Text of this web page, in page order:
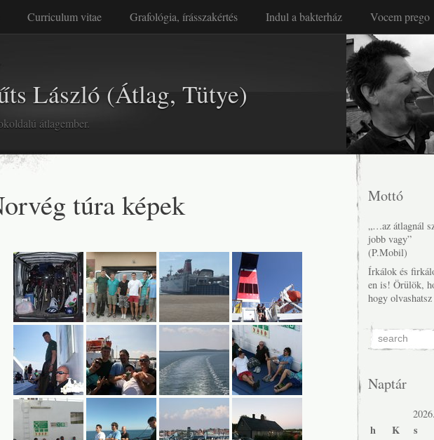
Curriculum vitae Grafológia, írásszakértés Indul a bakterház Vocem prego
átlagember.
László (Átlag, Tütye)
túra képek Mottó
„…az átlagnál
jobb vagy”
(P.Mobil)
Írkálok és
en is! Örülök,
hogy olvashatsz
Naptár
h K s